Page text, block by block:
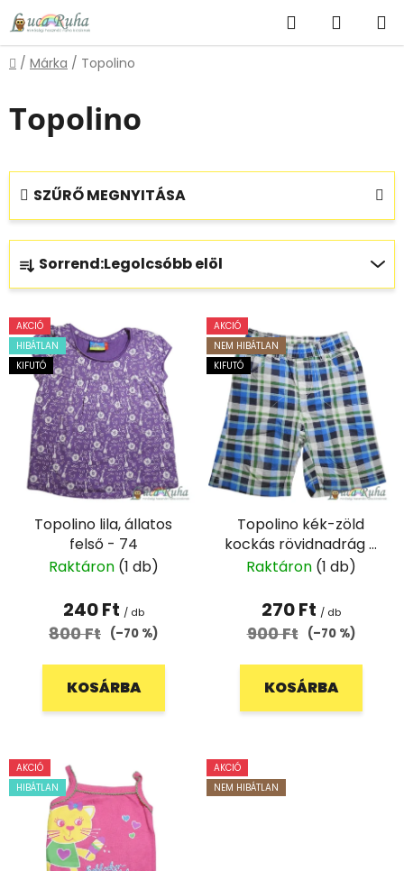
Ugrás
fő
tartalomhoz
KeresésKOSÁR
Kezdőlap
/ Márka / Topolino
Topolino
SZŰRŐ MEGNYITÁSA
T
e
r
m
é
k
Sorrend:Legolcsóbb elöl
T
e
r
AKCIÓ
HIBÁTLAN
KIFUTÓ
Topolino lila, állatos
felső - 74
Raktáron (1 db)
240 Ft / db
800 Ft (–70 %)
KOSÁRBA
AKCIÓ
NEM HIBÁTLAN
KIFUTÓ
Topolino kék-zöld
kockás rövidnadrág -
80
Raktáron (1 db)
270 Ft / db
900 Ft (–70 %)
KOSÁRBA
AKCIÓ
HIBÁTLAN
AKCIÓ
NEM HIBÁTLAN